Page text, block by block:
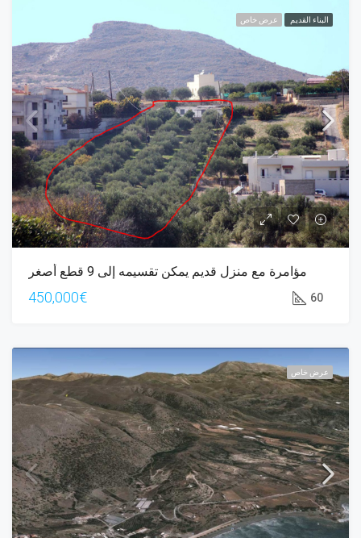
البناء القديم عرض خاص
مؤامرة مع منزل قديم يمكن تقسيمه إلى 9 قطع أصغر
450,000€ 60
عرض خاص